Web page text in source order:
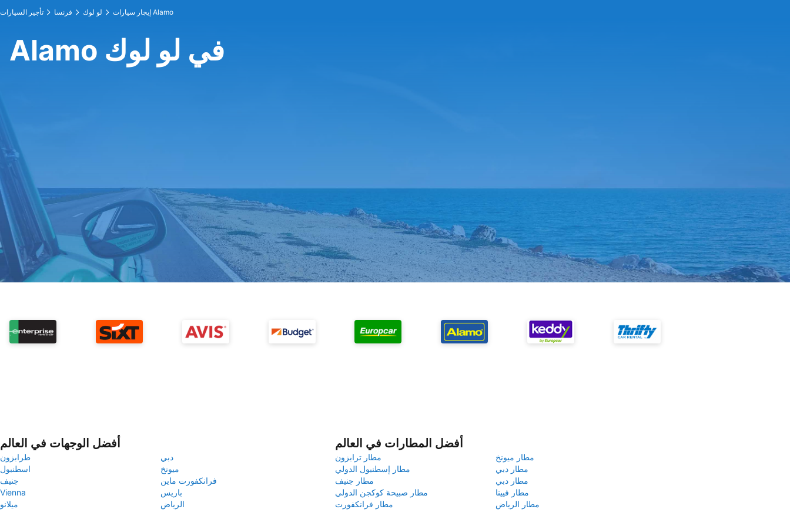
تأجير السيارات فرنسا لو لوك إيجار سيارات Alamo
Alamo في لو لوك
أفضل الوجهات في العالم
طرابزون
دبي
اسطنبول
ميونخ
جنيف
فرانكفورت ماين
Vienna
باريس
ميلانو
الرياض
أفضل المطارات في العالم
مطار ترابزون
مطار ميونخ
مطار إسطنبول الدولي
مطار دبي
مطار جنيف
مطار دبي
مطار صبيحة كوكجن الدولي
مطار فيينا
مطار فرانكفورت
مطار الرياض